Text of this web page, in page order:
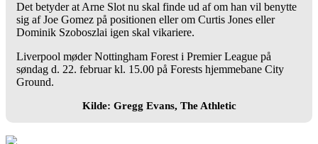
Det betyder at Arne Slot nu skal finde ud af om han vil benytte
sig af Joe Gomez på positionen eller om Curtis Jones eller
Dominik Szoboszlai igen skal vikariere.
Liverpool møder Nottingham Forest i Premier League på
søndag d. 22. februar kl. 15.00 på Forests hjemmebane City
Ground.
Kilde: Gregg Evans, The Athletic